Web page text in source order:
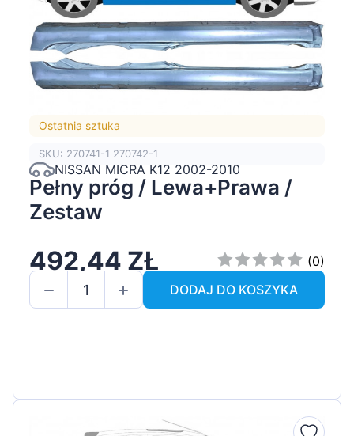
Ostatnia sztuka
SKU: 270741-1 270742-1
NISSAN MICRA K12 2002-2010
Pełny próg / Lewa+Prawa /
Zestaw
492,44 ZŁ
(0)
DODAJ DO KOSZYKA